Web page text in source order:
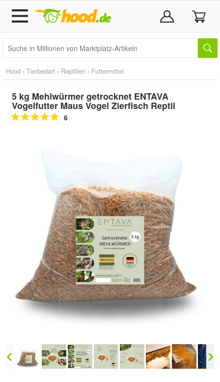
Hood › Tierbedarf › Reptilien › Futtermittel
5 kg Mehlwürmer getrocknet ENTAVA
Vogelfutter Maus Vogel Zierfisch Reptil
6
Doppelt antippen zum